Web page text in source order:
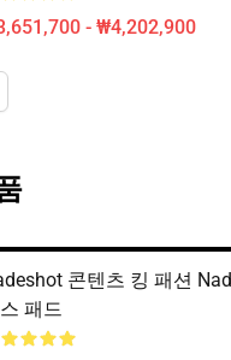
- ₩4,202,900
콘텐츠 킹 패션
패드